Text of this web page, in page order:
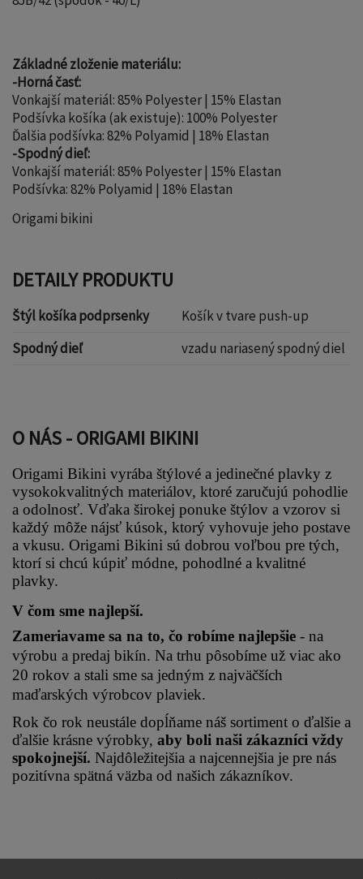
Základné zloženie materiálu:
-Horná časť:
Vonkajší materiál: 85% Polyester | 15% Elastan
Podšívka košíka (ak existuje): 100% Polyester
Ďalšia podšívka: 82% Polyamid | 18% Elastan
-Spodný dieľ:
Vonkajší materiál: 85% Polyester | 15% Elastan
Podšívka: 82% Polyamid | 18% Elastan
Origami bikini
DETAILY PRODUKTU
Štýl košíka podprsenky
Košík v tvare push-up
Spodný dieľ
vzadu nariasený spodný diel
O NÁS - ORIGAMI BIKINI
Origami Bikini vyrába štýlové a jedinečné plavky z
vysokokvalitných materiálov, ktoré zaručujú pohodlie
a odolnosť. Vďaka širokej ponuke štýlov a vzorov si
každý môže nájsť kúsok, ktorý vyhovuje jeho postave
a vkusu. Origami Bikini sú dobrou voľbou pre tých,
ktorí si chcú kúpiť módne, pohodlné a kvalitné
plavky.
V čom sme najlepší.
Zameriavame sa na to, čo robíme najlepšie - na
výrobu a predaj bikín. Na trhu pôsobíme už viac ako
20 rokov a stali sme sa jedným z najväčších
maďarských výrobcov plaviek.
Rok čo rok neustále dopĺňame náš sortiment o ďalšie a
ďalšie krásne výrobky, aby boli naši zákazníci vždy
spokojnejší. Najdôležitejšia a najcennejšia je pre nás
pozitívna spätná väzba od našich zákazníkov.